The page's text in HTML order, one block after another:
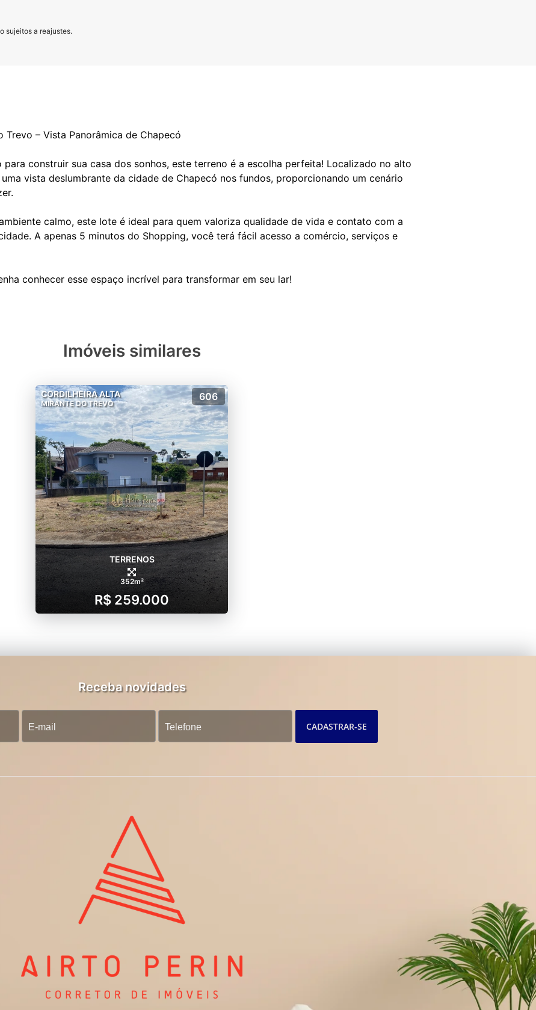
sujeitos a reajustes.
Trevo – Vista Panorâmica de Chapecó
construir sua casa dos sonhos, este terreno é a escolha perfeita! Localizado no alto
vista deslumbrante da cidade de Chapecó nos fundos, proporcionando um cenário
calmo, este lote é ideal para quem valoriza qualidade de vida e contato com a
A apenas 5 minutos do Shopping, você terá fácil acesso a comércio, serviços e
Imóveis similares
CORDILHEIRA ALTA
MIRANTE DO TREVO
606
TERRENOS
352m²
R$ 259.000
Receba novidades
CADASTRAR-SE